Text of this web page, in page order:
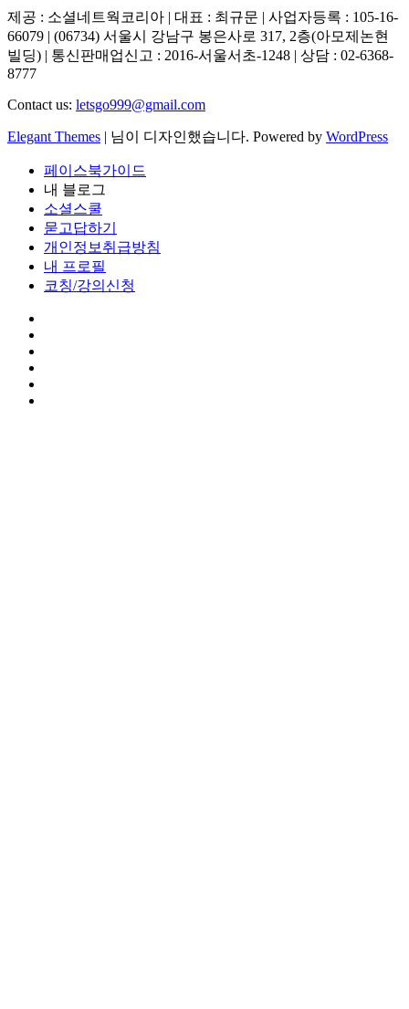
제공 : 소셜네트웍코리아 | 대표 : 최규문 | 사업자등록 : 105-16-
66079 | (06734) 서울시 강남구 봉은사로 317, 2층(아모제논현
빌딩) | 통신판매업신고 : 2016-서울서초-1248 | 상담 : 02-6368-
8777
Contact us: letsgo999@gmail.com
Elegant Themes | 님이 디자인했습니다. Powered by WordPress
페이스북가이드
내 블로그
소셜스쿨
묻고답하기
개인정보취급방침
내 프로필
코칭/강의신청